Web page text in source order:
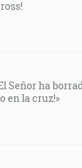
Señor ha
en la cruz!»